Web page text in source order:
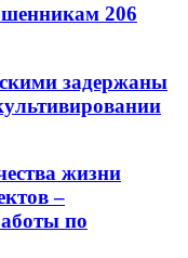
206
задержаны
жизни
–
по